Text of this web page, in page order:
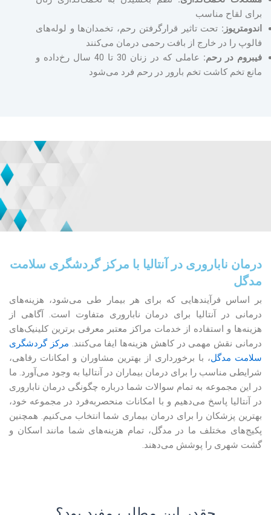
برای لقاح مناسب
اندومتریوز: تحت‌ تاثیر قرارگرفتن رحم، تخمدان‌ها و لوله‌های
فالوپ را در خارج از بافت رحمی درمان می‌کنند
فیبروم در رحم:
عاملی که در زنان 30 تا 40 سال رخ‌داده و
مانع تخم کاشت تخم بارور در رحم فرد می‌شود
درمان ناباروری در آنتالیا با مرکز گردشگری سلامت
مدگل
بر اساس فرآیندهایی که برای هر بیمار طی می‌شود، هزینه‌های
درمانی در آنتالیا برای درمان ناباروری متفاوت است. آگاهی از
هزینه‌ها و استفاده از خدمات مراکز معتبر معرفی برترین کلینیک‌های
درمانی نقش مهمی در کاهش هزینه‌ها ایفا می‌کنند. مرکز گردشگری
سلامت مدگل، با برخورداری از بهترین مشاوران و امکانات رفاهی،
شرایطی مناسب را برای درمان بیماران در آنتالیا به وجود می‌آورد. ما
در این مجموعه به تمام سوالات شما درباره چگونگی درمان ناباروری
در آنتالیا پاسخ می‌دهیم و با امکانات منحصربه‌فرد در مجموعه خود،
بهترین پزشکان را برای درمان بیماری شما انتخاب می‌کنیم. همچنین
پکیج‌های مختلف ما در مدگل، تمام هزینه‌های شما مانند اسکان و
گشت شهری را پوشش می‌دهند.